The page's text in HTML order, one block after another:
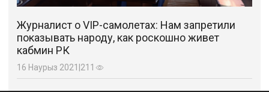
Журналист о VIP-самолетах: Нам запретили
показывать народу, как роскошно живет
кабмин РК
16 Наурыз 2021 211